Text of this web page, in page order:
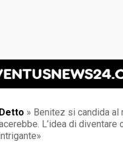
Juventus News 24
» Benitez si candida al
L’idea di diventare